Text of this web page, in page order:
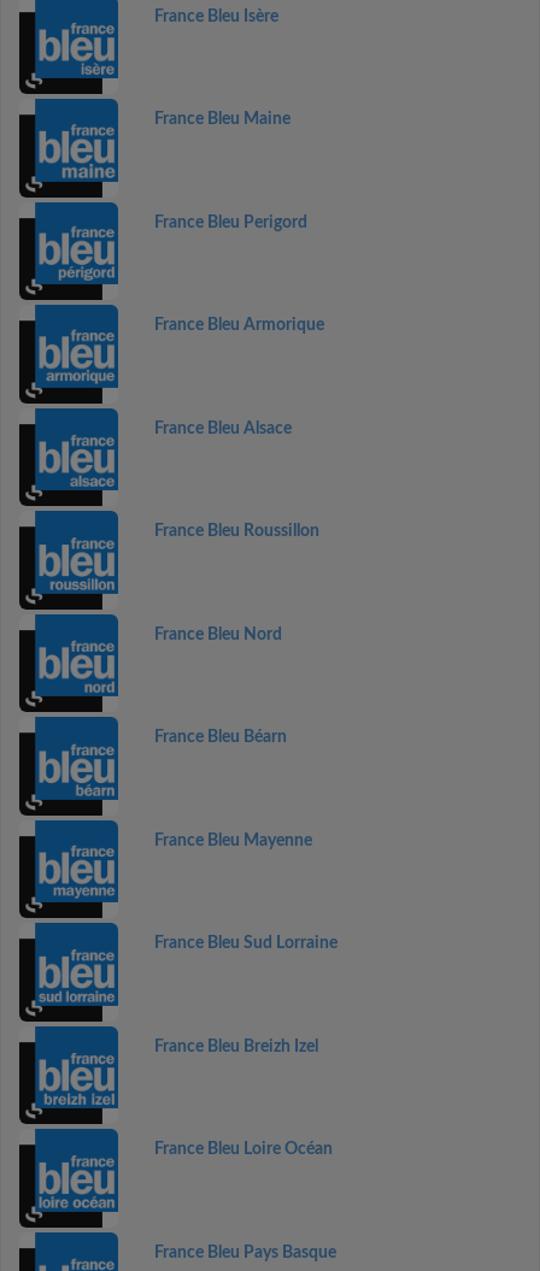
France Bleu Isère
France Bleu Maine
France Bleu Perigord
France Bleu Armorique
France Bleu Alsace
France Bleu Roussillon
France Bleu Nord
France Bleu Béarn
France Bleu Mayenne
France Bleu Sud Lorraine
France Bleu Breizh Izel
France Bleu Loire Océan
France Bleu Pays Basque